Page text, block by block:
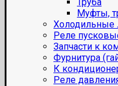
Муфты,
Холодильные
Реле
Запчасти к
Фурнитура
К
Реле